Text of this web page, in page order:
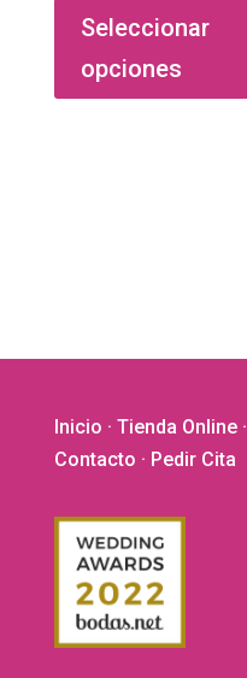
Seleccionar
opciones
Inicio · Tienda Online·
Contacto · Pedir Cita